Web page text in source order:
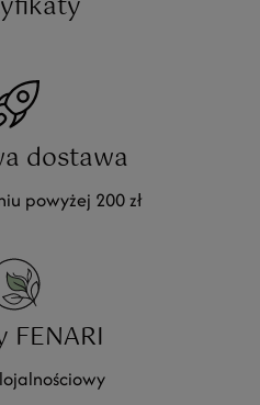
dostawa
powyżej 200 zł
FENARI